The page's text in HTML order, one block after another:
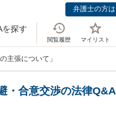
弁護士の方
を探す
閲覧履歴 マイリスト
主張について」
・合意交渉の法律